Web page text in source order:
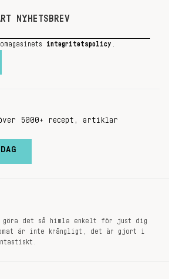
NYHETSBREV
integritetspolicy
5000+ recept, artiklar
göra det så himla enkelt för just dig
är inte krångligt, det är gjort i